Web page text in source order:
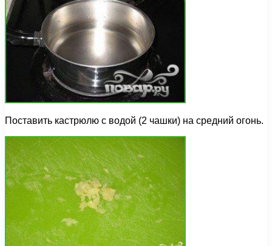
Поставить кастрюлю с водой (2 чашки) на средний огонь.